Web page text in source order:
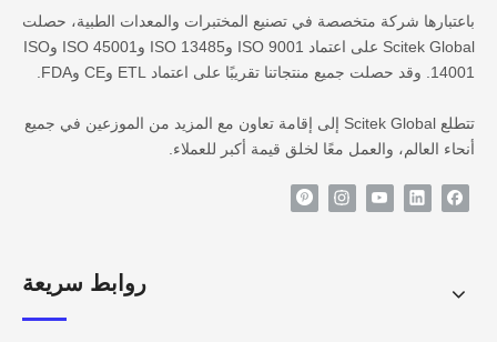
باعتبارها شركة متخصصة في تصنيع المختبرات والمعدات الطبية، حصلت
Scitek Global على اعتماد ISO 9001 وISO 13485 وISO 45001 وISO
14001. وقد حصلت جميع منتجاتنا تقريبًا على اعتماد ETL وCE وFDA.
تتطلع Scitek Global إلى إقامة تعاون مع المزيد من الموزعين في جميع
أنحاء العالم، والعمل معًا لخلق قيمة أكبر للعملاء.
روابط سريعة